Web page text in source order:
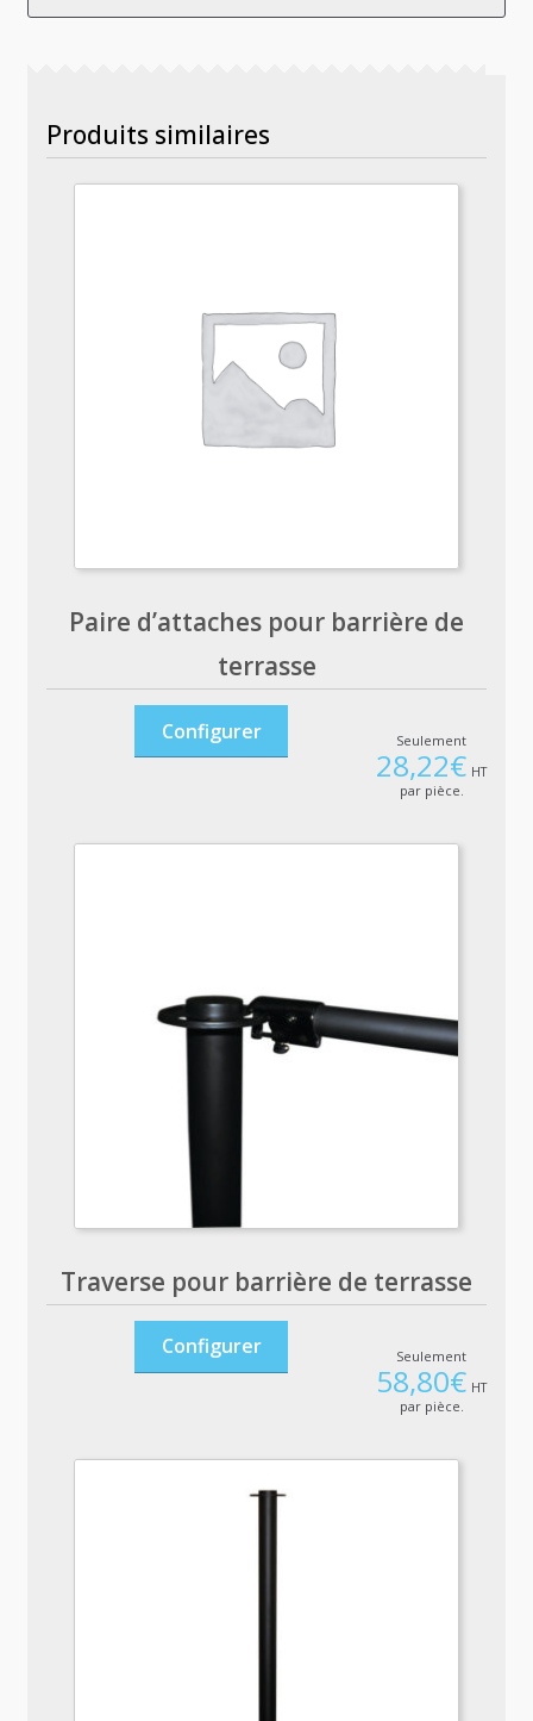
Produits similaires
Paire d’attaches pour barrière de
terrasse
Seulement
28,22€ HT
par pièce.
Configurer
Traverse pour barrière de terrasse
Seulement
58,80€ HT
par pièce.
Configurer